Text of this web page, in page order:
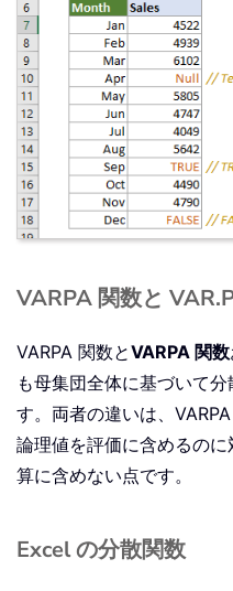
VARPA 関数と
VARPA 関数とVARPA 関数
も母集団全体に基づいて
す。両者の違いは、
論理値を評価に含めるの
算に含めない点です。
Excel の分散関数